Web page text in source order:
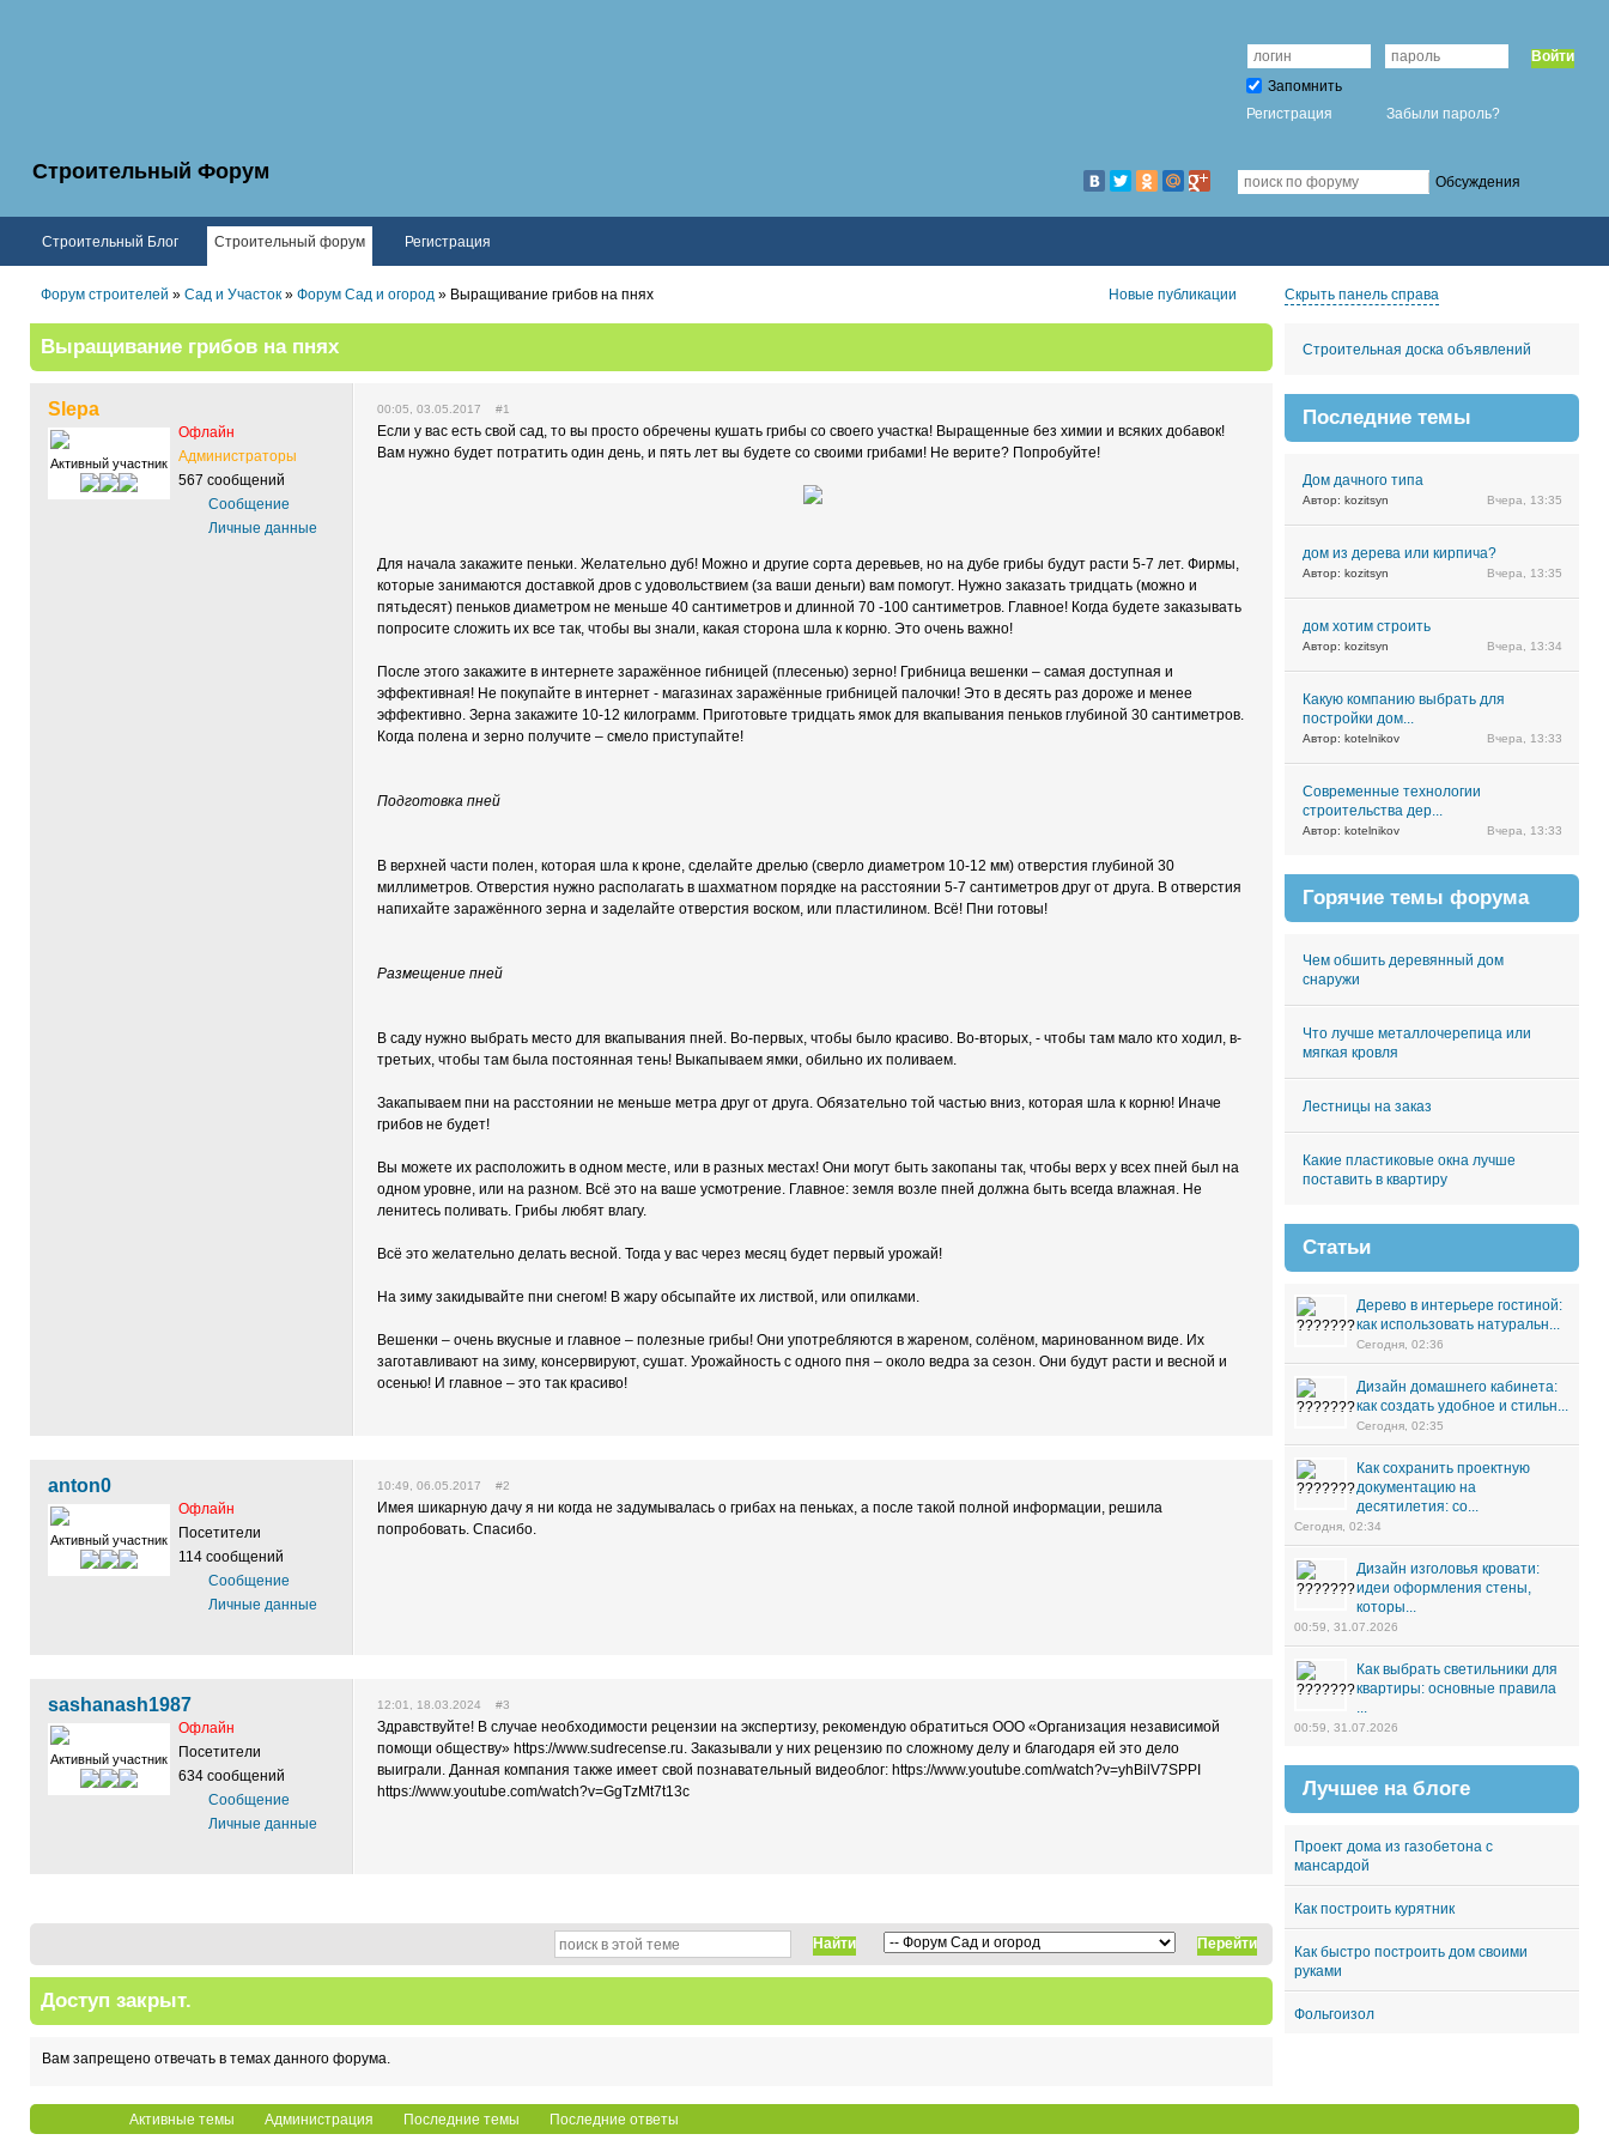
Строительный Форум
Строительный Блог Строительный форум Регистрация
Войти
Запомнить
Регистрация
Забыли пароль?
Обсуждения
Форум строителей » Сад и Участок » Форум Сад и огород » Выращивание грибов на пнях Новые публикации Скрыть панель справа
Выращивание грибов на пнях
Slepa
Активный участник
Офлайн
Администраторы
567 сообщений
Сообщение
Личные данные
00:05, 03.05.2017 #1
Если у вас есть свой сад, то вы просто обречены кушать грибы со своего участка! Выращенные без химии и всяких добавок!
Вам нужно будет потратить один день, и пять лет вы будете со своими грибами! Не верите? Попробуйте!
Для начала закажите пеньки. Желательно дуб! Можно и другие сорта деревьев, но на дубе грибы будут расти 5-7 лет. Фирмы,
которые занимаются доставкой дров с удовольствием (за ваши деньги) вам помогут. Нужно заказать тридцать (можно и
пятьдесят) пеньков диаметром не меньше 40 сантиметров и длинной 70 -100 сантиметров. Главное! Когда будете заказывать
попросите сложить их все так, чтобы вы знали, какая сторона шла к корню. Это очень важно!
После этого закажите в интернете заражённое гибницей (плесенью) зерно! Грибница вешенки – самая доступная и
эффективная! Не покупайте в интернет - магазинах заражённые грибницей палочки! Это в десять раз дороже и менее
эффективно. Зерна закажите 10-12 килограмм. Приготовьте тридцать ямок для вкапывания пеньков глубиной 30 сантиметров.
Когда полена и зерно получите – смело приступайте!
Подготовка пней
В верхней части полен, которая шла к кроне, сделайте дрелью (сверло диаметром 10-12 мм) отверстия глубиной 30
миллиметров. Отверстия нужно располагать в шахматном порядке на расстоянии 5-7 сантиметров друг от друга. В отверстия
напихайте заражённого зерна и заделайте отверстия воском, или пластилином. Всё! Пни готовы!
Размещение пней
В саду нужно выбрать место для вкапывания пней. Во-первых, чтобы было красиво. Во-вторых, - чтобы там мало кто ходил, в-
третьих, чтобы там была постоянная тень! Выкапываем ямки, обильно их поливаем.
Закапываем пни на расстоянии не меньше метра друг от друга. Обязательно той частью вниз, которая шла к корню! Иначе
грибов не будет!
Вы можете их расположить в одном месте, или в разных местах! Они могут быть закопаны так, чтобы верх у всех пней был на
одном уровне, или на разном. Всё это на ваше усмотрение. Главное: земля возле пней должна быть всегда влажная. Не
ленитесь поливать. Грибы любят влагу.
Всё это желательно делать весной. Тогда у вас через месяц будет первый урожай!
На зиму закидывайте пни снегом! В жару обсыпайте их листвой, или опилками.
Вешенки – очень вкусные и главное – полезные грибы! Они употребляются в жареном, солёном, маринованном виде. Их
заготавливают на зиму, консервируют, сушат. Урожайность с одного пня – около ведра за сезон. Они будут расти и весной и
осенью! И главное – это так красиво!
anton0
Активный участник
Офлайн
Посетители
114 сообщений
Сообщение
Личные данные
10:49, 06.05.2017 #2
Имея шикарную дачу я ни когда не задумывалась о грибах на пеньках, а после такой полной информации, решила
попробовать. Спасибо.
sashanash1987
Активный участник
Офлайн
Посетители
634 сообщений
Сообщение
Личные данные
12:01, 18.03.2024 #3
Здравствуйте! В случае необходимости рецензии на экспертизу, рекомендую обратиться ООО «Организация независимой
помощи обществу» https://www.sudrecense.ru. Заказывали у них рецензию по сложному делу и благодаря ей это дело
выиграли. Данная компания также имеет свой познавательный видеоблог: https://www.youtube.com/watch?v=yhBilV7SPPI
https://www.youtube.com/watch?v=GgTzMt7t13c
Перейти
Найти
Доступ закрыт.
Вам запрещено отвечать в темах данного форума.
Строительная доска объявлений
Последние темы
Дом дачного типа
Автор: kozitsyn Вчера, 13:35
дом из дерева или кирпича?
Автор: kozitsyn Вчера, 13:35
дом хотим строить
Автор: kozitsyn Вчера, 13:34
Какую компанию выбрать для
постройки дом...
Автор: kotelnikov Вчера, 13:33
Современные технологии
строительства дер...
Автор: kotelnikov Вчера, 13:33
Горячие темы форума
Чем обшить деревянный дом
снаружи
Что лучше металлочерепица или
мягкая кровля
Лестницы на заказ
Какие пластиковые окна лучше
поставить в квартиру
Статьи
Дерево в интерьере гостиной:
как использовать натуральн...
Сегодня, 02:36
Дизайн домашнего кабинета:
как создать удобное и стильн...
Сегодня, 02:35
Как сохранить проектную
документацию на
десятилетия: со...
Сегодня, 02:34
Дизайн изголовья кровати:
идеи оформления стены,
которы...
00:59, 31.07.2026
Как выбрать светильники для
квартиры: основные правила
...
00:59, 31.07.2026
Лучшее на блоге
Проект дома из газобетона с
мансардой
Как построить курятник
Как быстро построить дом своими
руками
Фольгоизол
Активные темы Администрация Последние темы Последние ответы